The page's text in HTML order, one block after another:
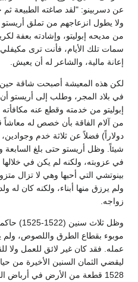
عن دسربينو: "لقد صاغته الطبيعة
ولا يطول انزعاجهم من تملق
من مديحه إبوليتو، وإشادته بعفة
سمات تلك الأيام، فأنت ترى مكيفلي
إعانة مالية، والشاعر له أن يعيش.
لكن هذه المعيشة أصبحت شاقة حين
في بلاد المجر، وطلب إلى أريستو
دولاراً) فضلاً عن ثلاثة خدم
شيئاً. وظل أريستو حتى بلغ السابعة
في عزوبته، ولكنه لم يكن في خلالها
بينوتشي التي أحبها وهي لا تزال
ولم يرزق منها أبناء، ولكنه كان له
زواجه.
وظل ثلاث
موبوء بقطاع الطرق واللصوص،
عمله. فقد كان غير لائق للعمل ولا
ليقضي الثمان السنين الأخيرة من
1528 قطعة من الأرض في أرباض